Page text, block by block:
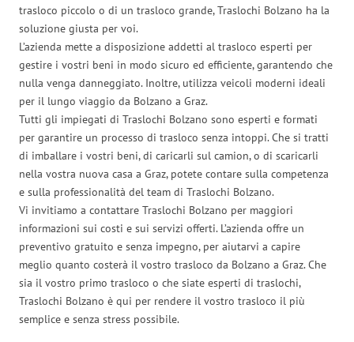
trasloco piccolo o di un trasloco grande, Traslochi Bolzano ha la
soluzione giusta per voi.
L’azienda mette a disposizione addetti al trasloco esperti per
gestire i vostri beni in modo sicuro ed efficiente, garantendo che
nulla venga danneggiato. Inoltre, utilizza veicoli moderni ideali
per il lungo viaggio da Bolzano a Graz.
Tutti gli impiegati di Traslochi Bolzano sono esperti e formati
per garantire un processo di trasloco senza intoppi. Che si tratti
di imballare i vostri beni, di caricarli sul camion, o di scaricarli
nella vostra nuova casa a Graz, potete contare sulla competenza
e sulla professionalità del team di Traslochi Bolzano.
Vi invitiamo a contattare Traslochi Bolzano per maggiori
informazioni sui costi e sui servizi offerti. L’azienda offre un
preventivo gratuito e senza impegno, per aiutarvi a capire
meglio quanto costerà il vostro trasloco da Bolzano a Graz. Che
sia il vostro primo trasloco o che siate esperti di traslochi,
Traslochi Bolzano è qui per rendere il vostro trasloco il più
semplice e senza stress possibile.